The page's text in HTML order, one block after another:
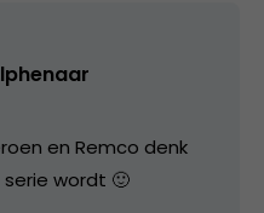
en Remco denk
wordt 🙂